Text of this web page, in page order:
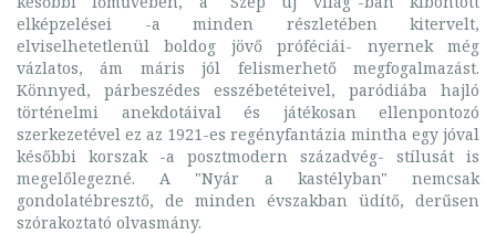
elképzelései -a minden részletében kitervelt,
elviselhetetlenül boldog jövő próféciái- nyernek még
vázlatos, ám máris jól felismerhető megfogalmazást.
Könnyed, párbeszédes esszébetéteivel, paródiába hajló
történelmi anekdotáival és játékosan ellenpontozó
szerkezetével ez az 1921-es regényfantázia mintha egy jóval
későbbi korszak -a posztmodern századvég- stílusát is
megelőlegezné. A "Nyár a kastélyban" nemcsak
gondolatébresztő, de minden évszakban üdítő, derűsen
szórakoztató olvasmány.